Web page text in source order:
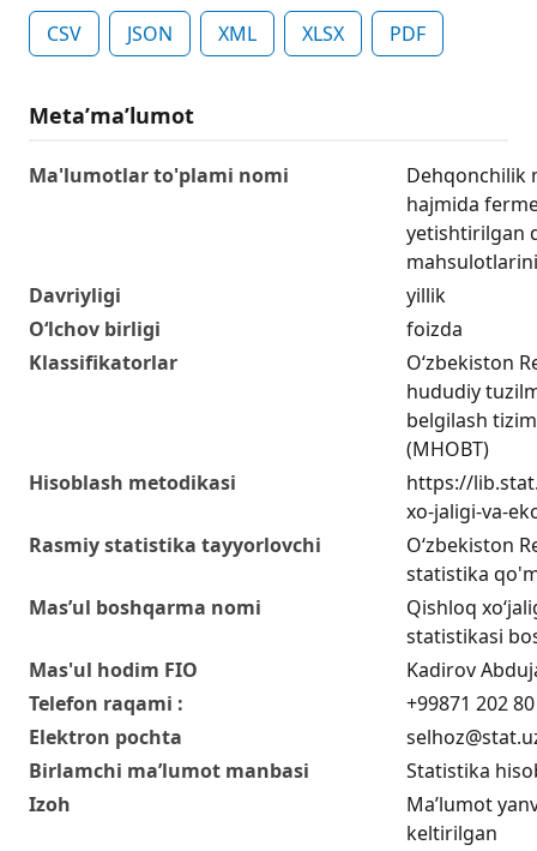
CSV JSON XML XLSX PDF
Metaʼmaʼlumot
Ma'lumotlar to'plami nomi
Dehqonchilik
hajmida
yetishtirilgan
Davriyligi
yillik
O‘lchov birligi
foizda
Klassifikatorlar
O‘zbekiston
hududiy
belgilash
(MHOBT)
Hisoblash metodikasi
https://
xo-jaligi-va-
Rasmiy statistika tayyorlovchi
O‘zbekiston
statistika
Mas’ul boshqarma nomi
Qishloq
statistikasi
Mas'ul hodim FIO
Kadirov
Telefon raqami :
+99871 202
Elektron pochta
Birlamchi ma’lumot manbasi
Statistika
Izoh
Ma’lumot
keltirilgan